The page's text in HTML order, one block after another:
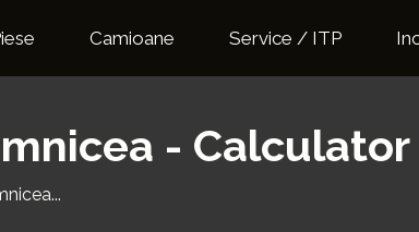
Camioane Service / ITP
- Calculator